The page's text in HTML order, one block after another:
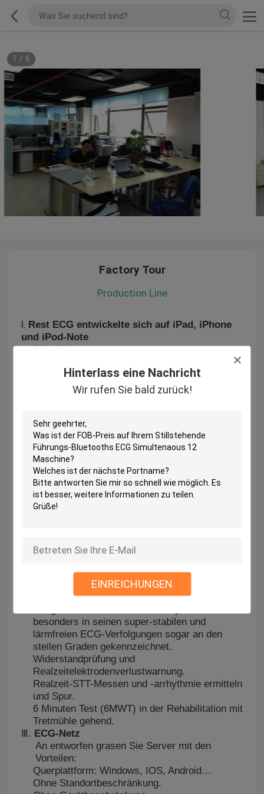
Hinterlass eine Nachricht
Wir rufen Sie bald zurück!
EINREICHUNGEN
1 / 6
Factory Tour
Production Line
Ⅰ. Rest ECG entwickelte sich auf iPad, iPhone
und iPod-Note
Vorteile:
Produkt entwickelt auf tragbarem Gerät IOS.
Hochauflösende ECG-Anzeigendank seinen
Automatische Maße und Interpretationen.
WiFi und 3G kompatibel.
Herzdruck-System
Vorteile:
Integriert mit Führung ECG IC des TI 12, war
das Datenerfassungssystem in der digitalen
Form mit speziellen hohen
Dynamikwerten und im Elektrodenpotential
Zwei patentierte Technologien: synchroner
MEHRKANALA/D und myoelctric Filter basiert
auf ECG-Spektrumenergie.
besonders in seinen super-stabilen und
lärmfreien ECG-Verfolgungen sogar an den
steilen Graden gekennzeichnet.
Widerstandprüfung und
Realzeitelektrodenverlustwarnung.
Realzeit-STT-Messen und -arrhythmie ermitteln
und Spur.
6 Minuten Test (6MWT) in der Rehabilitation mit
Tretmühle gehend.
Ⅲ. ECG-Netz
An entworfen grasen Sie Server mit den
Vorteilen:
Querplattform: Windows, IOS, Android…
Ohne Standortbeschränkung.